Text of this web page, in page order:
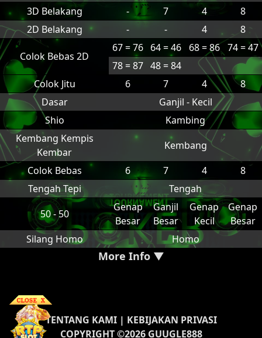
3D Belakang
- 7 4
8
2D Belakang
- - 4 8
Colok Bebas 2D
67 = 76 64 = 46 68 = 86
74 = 47
78 = 87 48 = 84
Colok Jitu
6 7 4
8
Dasar
Ganjil - Kecil
Shio
Kambing
Kembang Kempis
Kembar
Kembang
Colok Bebas
6 7 4
8
Tengah Tepi
Tengah
50 - 50
Genap
Besar
Ganjil
Besar
Genap
Kecil
Genap
Besar
Silang Homo
Homo
More Info ▼
TENTANG KAMI| KEBIJAKAN PRIVASI
COPYRIGHT ©2026 GUUGLE888